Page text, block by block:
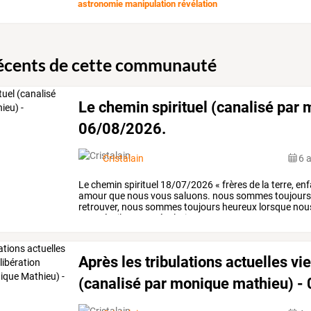
astronomie manipulation révélation
de cette communauté
Le chemin spirituel (canalisé par
06/08/2026.
Cristalain 6
Lechemin spirituel 18/07/2026« frèresde la terre,
amourque nousvoussaluons. noussommestoujours
retrouver, noussommestoujours heureux lorsque
éveil évolution.
Après les tribulations actuelles
(canalisé par monique mathieu)